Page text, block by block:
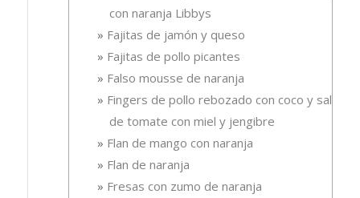
con naranja Libbys
Fajitas de jamón y queso
Fajitas de pollo picantes
Falso mousse de naranja
Fingers de pollo rebozado con coco y salsa
de tomate con miel y jengibre
Flan de mango con naranja
Flan de naranja
Fresas con zumo de naranja